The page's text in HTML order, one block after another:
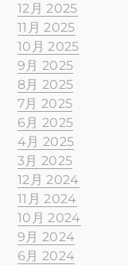
12月 2025
11月 2025
10月 2025
9月 2025
8月 2025
7月 2025
6月 2025
4月 2025
3月 2025
12月 2024
11月 2024
10月 2024
9月 2024
6月 2024